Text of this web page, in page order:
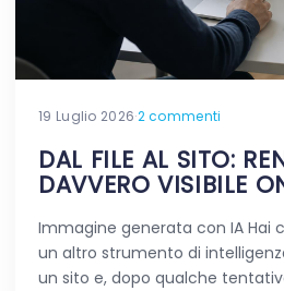
19 Luglio 2026·2 commenti
DAL FILE AL SITO:
DAVVERO VISIBILE
Immagine generata con IA Hai
un altro strumento di
un sito e, dopo qualche